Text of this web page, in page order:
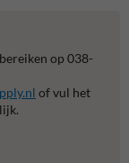
op 038-
of vul het